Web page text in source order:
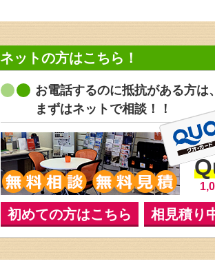
ネットの方はこちら！
お電話するのに抵抗がある方は、
まずはネットで相談！！
初めての方はこちら 相見積り